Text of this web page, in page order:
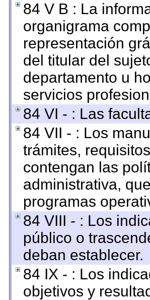
84 V B : La
organigrama
representación
del titular del
departamento u
servicios
84 VI - : Las
84 VII - : Los
trámites,
contengan las
administrativa,
programas
84 VIII - : Los
público o
deban establecer.
84 IX - : Los
objetivos y